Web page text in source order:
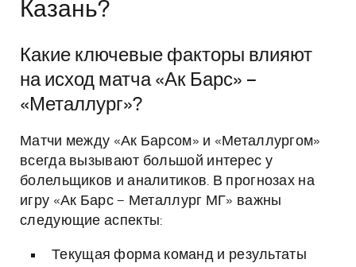
Казань?
Какие ключевые факторы влияют
на исход матча «Ак Барс» –
«Металлург»?
Матчи между «Ак Барсом» и «Металлургом»
всегда вызывают большой интерес у
болельщиков и аналитиков. В прогнозах на
игру «Ак Барс – Металлург МГ» важны
следующие аспекты:
Текущая форма команд и результаты